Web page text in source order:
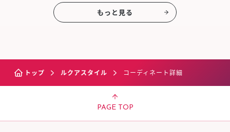
もっと見る
トップ ルクアスタイル コーディネート詳細
PAGE TOP